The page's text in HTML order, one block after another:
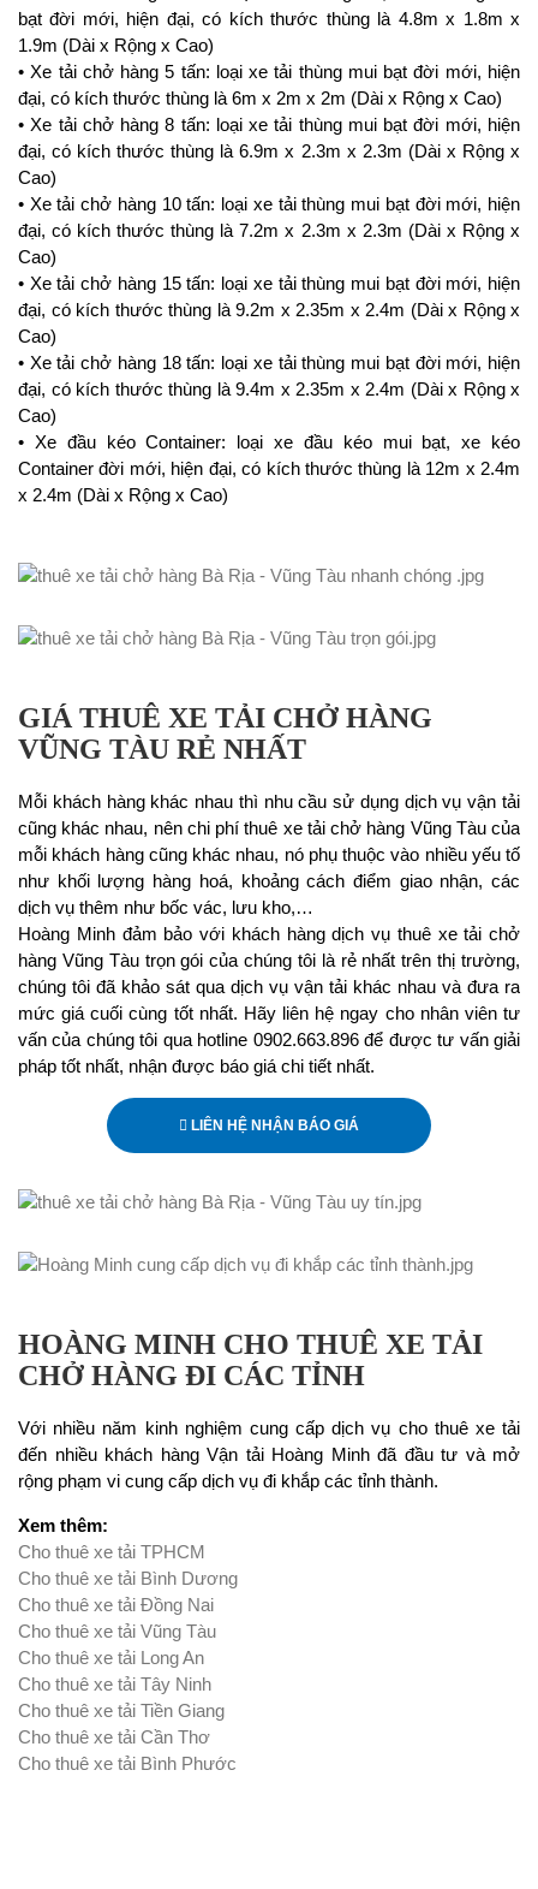
bạt đời mới, hiện đại, có kích thước thùng là 4.8m x 1.8m x
1.9m (Dài x Rộng x Cao)
• Xe tải chở hàng 5 tấn: loại xe tải thùng mui bạt đời mới, hiện
đại, có kích thước thùng là 6m x 2m x 2m (Dài x Rộng x Cao)
• Xe tải chở hàng 8 tấn: loại xe tải thùng mui bạt đời mới, hiện
đại, có kích thước thùng là 6.9m x 2.3m x 2.3m (Dài x Rộng x
Cao)
• Xe tải chở hàng 10 tấn: loại xe tải thùng mui bạt đời mới, hiện
đại, có kích thước thùng là 7.2m x 2.3m x 2.3m (Dài x Rộng x
Cao)
• Xe tải chở hàng 15 tấn: loại xe tải thùng mui bạt đời mới, hiện
đại, có kích thước thùng là 9.2m x 2.35m x 2.4m (Dài x Rộng x
Cao)
• Xe tải chở hàng 18 tấn: loại xe tải thùng mui bạt đời mới, hiện
đại, có kích thước thùng là 9.4m x 2.35m x 2.4m (Dài x Rộng x
Cao)
• Xe đầu kéo Container: loại xe đầu kéo mui bạt, xe kéo
Container đời mới, hiện đại, có kích thước thùng là 12m x 2.4m
x 2.4m (Dài x Rộng x Cao)
GIÁ THUÊ XE TẢI CHỞ HÀNG
VŨNG TÀU RẺ NHẤT
Mỗi khách hàng khác nhau thì nhu cầu sử dụng dịch vụ vận tải
cũng khác nhau, nên chi phí thuê xe tải chở hàng Vũng Tàu của
mỗi khách hàng cũng khác nhau, nó phụ thuộc vào nhiều yếu tố
như khối lượng hàng hoá, khoảng cách điểm giao nhận, các
dịch vụ thêm như bốc vác, lưu kho,…
Hoàng Minh đảm bảo với khách hàng dịch vụ thuê xe tải chở
hàng Vũng Tàu trọn gói của chúng tôi là rẻ nhất trên thị trường,
chúng tôi đã khảo sát qua dịch vụ vận tải khác nhau và đưa ra
mức giá cuối cùng tốt nhất. Hãy liên hệ ngay cho nhân viên tư
vấn của chúng tôi qua hotline 0902.663.896 để được tư vấn giải
pháp tốt nhất, nhận được báo giá chi tiết nhất.
LIÊN HỆ NHẬN BÁO GIÁ
HOÀNG MINH CHO THUÊ XE TẢI
CHỞ HÀNG ĐI CÁC TỈNH
Với nhiều năm kinh nghiệm cung cấp dịch vụ cho thuê xe tải
đến nhiều khách hàng Vận tải Hoàng Minh đã đầu tư và mở
rộng phạm vi cung cấp dịch vụ đi khắp các tỉnh thành.
Xem thêm:
Cho thuê xe tải TPHCM
Cho thuê xe tải Bình Dương
Cho thuê xe tải Đồng Nai
Cho thuê xe tải Vũng Tàu
Cho thuê xe tải Long An
Cho thuê xe tải Tây Ninh
Cho thuê xe tải Tiền Giang
Cho thuê xe tải Cần Thơ
Cho thuê xe tải Bình Phước